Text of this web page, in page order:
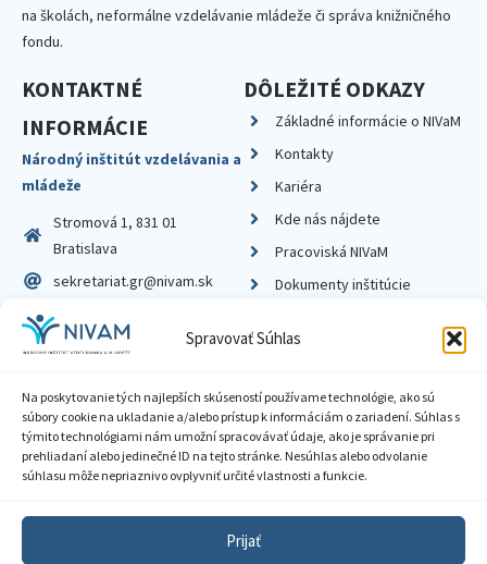
Spravovať Súhlas
Na poskytovanie tých najlepších skúseností používame technológie, ako sú
súbory cookie na ukladanie a/alebo prístup k informáciám o zariadení. Súhlas s
týmito technológiami nám umožní spracovávať údaje, ako je správanie pri
prehliadaní alebo jedinečné ID na tejto stránke. Nesúhlas alebo odvolanie
súhlasu môže nepriaznivo ovplyvniť určité vlastnosti a funkcie.
Prijať
na školách, neformálne vzdelávanie mládeže či správa knižničného
fondu.
KONTAKTNÉ
INFORMÁCIE
Národný inštitút vzdelávania a
mládeže
Stromová 1, 831 01
Bratislava
sekretariat.gr@nivam.sk
IČO: 00164348
DIČ: 2020798714
DÔLEŽITÉ ODKAZY
Základné informácie o NIVaM
Kontakty
Kariéra
Kde nás nájdete
Pracoviská NIVaM
Dokumenty inštitúcie
Zásady ochrany súkromia
Sprístupnenie informácií